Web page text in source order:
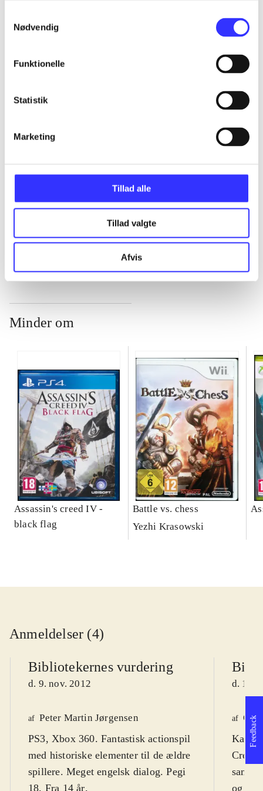
Nødvendig
Funktionelle
Statistik
Marketing
Tillad alle
Tillad valgte
Afvis
Assassin's creed - birth of new world - the
American saga
Gå til serien
Assassin's creed III
Minder om
Assassin's creed IV -
black flag
Battle vs. chess
Yezhi Krasowski
Anmeldelser (4)
Bibliotekernes vurdering
d. 9. nov. 2012
af Peter Martin Jørgensen
PS3, Xbox 360. Fantastisk actionspil
med historiske elementer til de ældre
spillere. Meget engelsk dialog. Pegi
18. Fra 14 år.
d. 16.
af Ole
Kan
og
Feedback